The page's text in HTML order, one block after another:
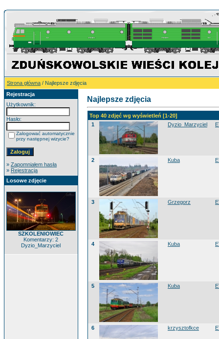
Strona główna / Najlepsze zdjęcia
Rejestracja
Użytkownik:
Hasło:
Zalogować automatycznie
przy następnej wizycie?
» Zapomniałem hasła
» Rejestracja
Losowe zdjęcie
SZKOLENIOWIEC
Komentarzy: 2
Dyzio_Marzyciel
Najlepsze zdjęcia
Top 40 zdjęć wg wyświetleń [1-20]
1
Dyzio_Marzyciel
2 Kuba
3 Grzegorz
4 Kuba
5 Kuba
6 krzysztofkce